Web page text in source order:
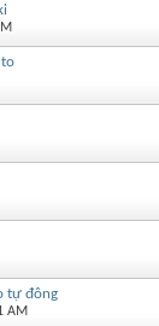
tự đông
AM